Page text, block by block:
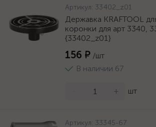
Артикул: 33402_z01
Державка KRAFTOOL
коронки для арт 3340,
{33402_z01}
156 ₽ /шт
В наличии 67
+ шт
Артикул: 33345-67